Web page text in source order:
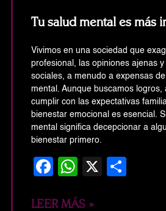
Tu salud mental es más
Vivimos en una sociedad que
profesional, las opiniones ajenas
sociales, a menudo a expensas
mental. Aunque buscamos logros,
cumplir con las expectativas
bienestar emocional es esencial.
mental significa decepcionar a
bienestar primero.
Facebook
WhatsApp
X
LEER MÁS »